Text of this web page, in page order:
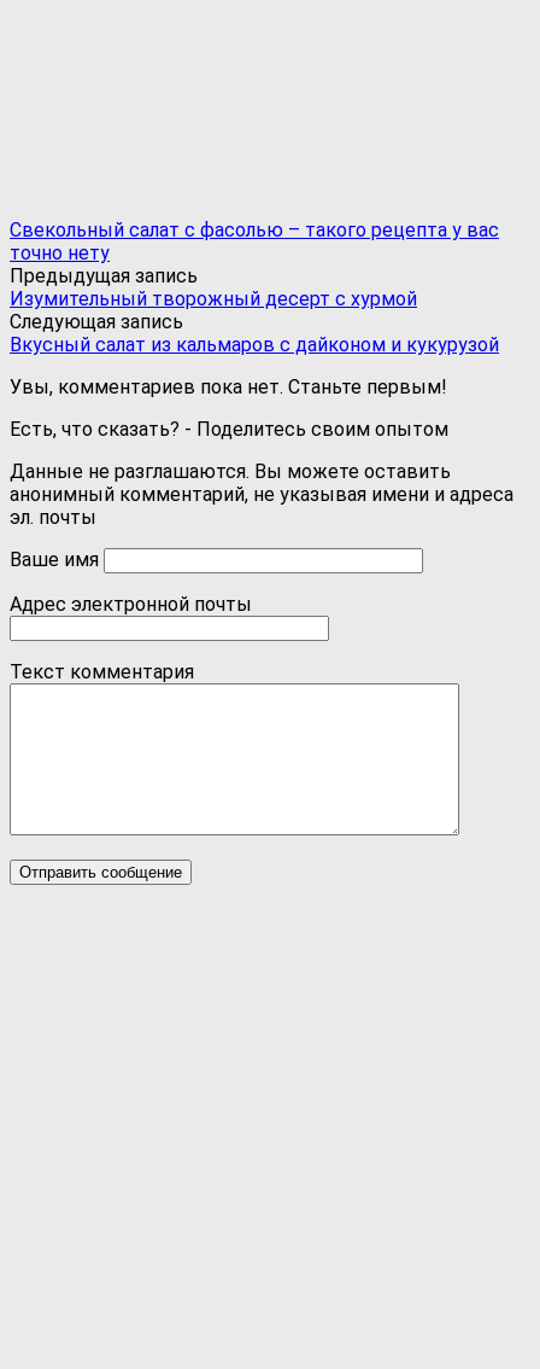
Свекольный салат с фасолью – такого рецепта у вас
точно нету
Предыдущая запись
Изумительный творожный десерт с хурмой
Следующая запись
Вкусный салат из кальмаров с дайконом и кукурузой
Увы, комментариев пока нет. Станьте первым!
Есть, что сказать? - Поделитесь своим опытом
Данные не разглашаются. Вы можете оставить
анонимный комментарий, не указывая имени и адреса
эл. почты
Ваше имя
Адрес электронной почты
Текст комментария